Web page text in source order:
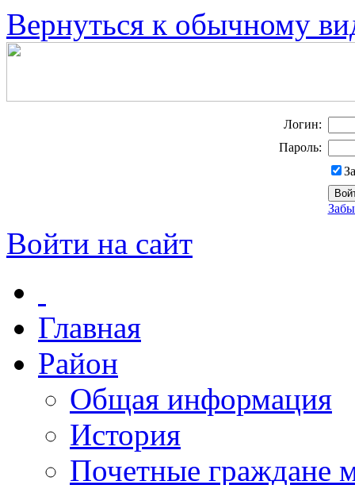
Вернуться к обычному
Логин:
Пароль:
Войти на сайт
Главная
Район
Общая информация
История
Почетные граждане